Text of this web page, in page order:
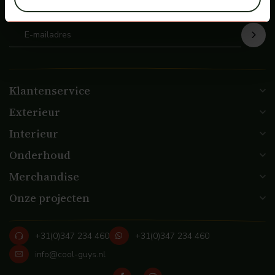
de hoogte
Klantenservice
Exterieur
Interieur
Onderhoud
Merchandise
Onze projecten
+31(0)347 234 460
+31(0)347 234 460
info@cool-guys.nl